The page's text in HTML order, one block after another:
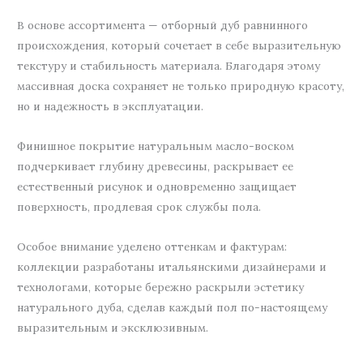
В основе ассортимента — отборный дуб равнинного
происхождения, который сочетает в себе выразительную
текстуру и стабильность материала. Благодаря этому
массивная доска сохраняет не только природную красоту,
но и надежность в эксплуатации.
Финишное покрытие натуральным масло-воском
подчеркивает глубину древесины, раскрывает ее
естественный рисунок и одновременно защищает
поверхность, продлевая срок службы пола.
Особое внимание уделено оттенкам и фактурам:
коллекции разработаны итальянскими дизайнерами и
технологами, которые бережно раскрыли эстетику
натурального дуба, сделав каждый пол по-настоящему
выразительным и эксклюзивным.